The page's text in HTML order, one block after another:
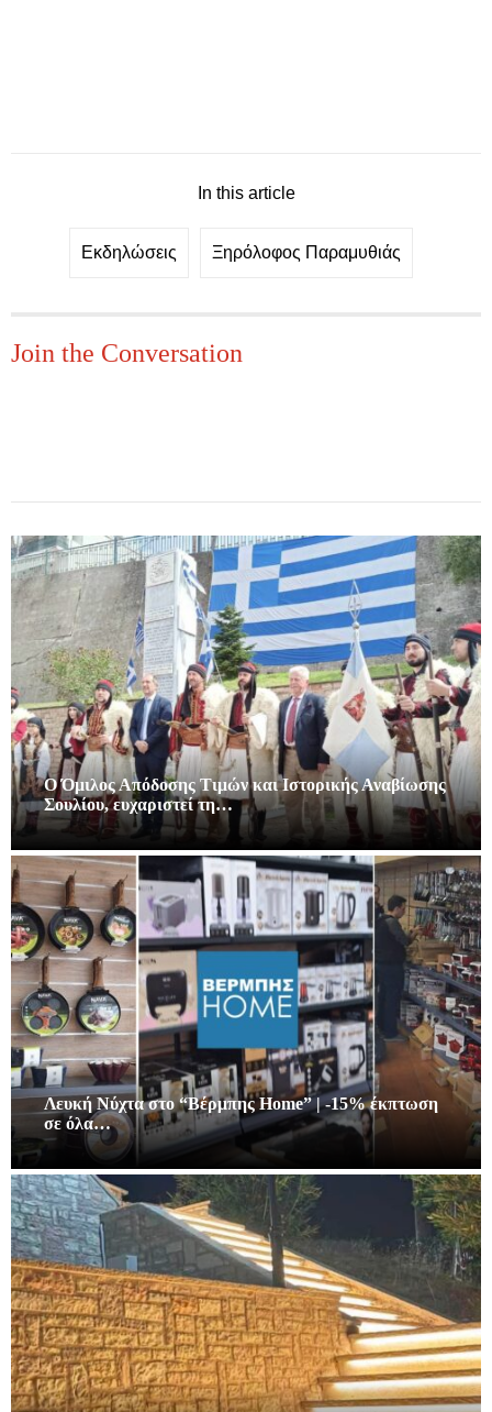
In this article
Εκδηλώσεις Ξηρόλοφος Παραμυθιάς
Join the Conversation
Ο Όμιλος Απόδοσης Τιμών και Ιστορικής Αναβίωσης
Σουλίου, ευχαριστεί τη…
Λευκή Νύχτα στο “Βέρμπης Home” | -15% έκπτωση
σε όλα…